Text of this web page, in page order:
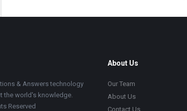
& Answers technology
the world's knowledge.
Reserved
About Us
Our Team
About Us
Contact Us